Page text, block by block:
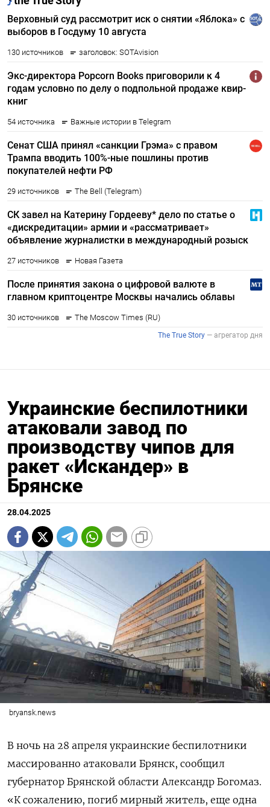
Украинские беспилотники
атаковали завод по
производству чипов для
ракет «Искандер» в
Брянске
28.04.2025
bryansk.news
В ночь на 28 апреля украинские беспилотники
массированно атаковали Брянск, сообщил
губернатор Брянской области Александр Богомаз.
«К сожалению, погиб мирный житель, еще одна